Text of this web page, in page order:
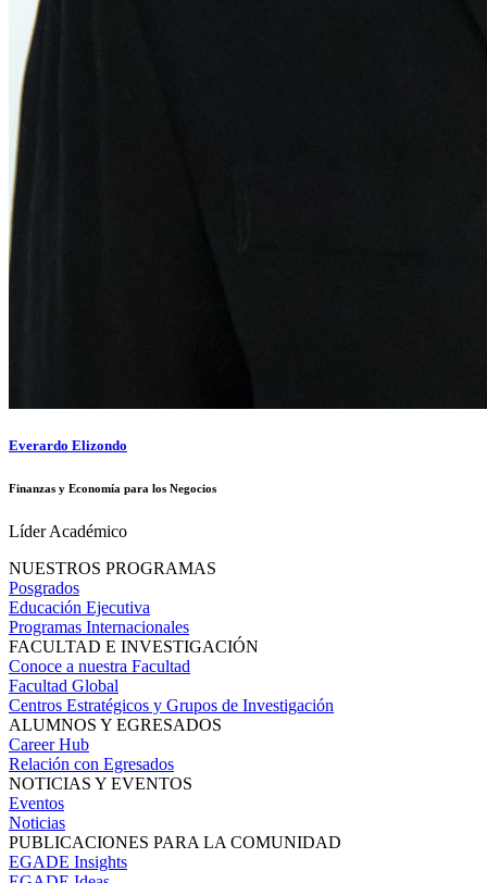
Everardo Elizondo
Finanzas y Economía para los Negocios
Líder Académico
NUESTROS PROGRAMAS
Posgrados
Educación Ejecutiva
Programas Internacionales
FACULTAD E INVESTIGACIÓN
Conoce a nuestra Facultad
Facultad Global
Centros Estratégicos y Grupos de Investigación
ALUMNOS Y EGRESADOS
Career Hub
Relación con Egresados
NOTICIAS Y EVENTOS
Eventos
Noticias
PUBLICACIONES PARA LA COMUNIDAD
EGADE Insights